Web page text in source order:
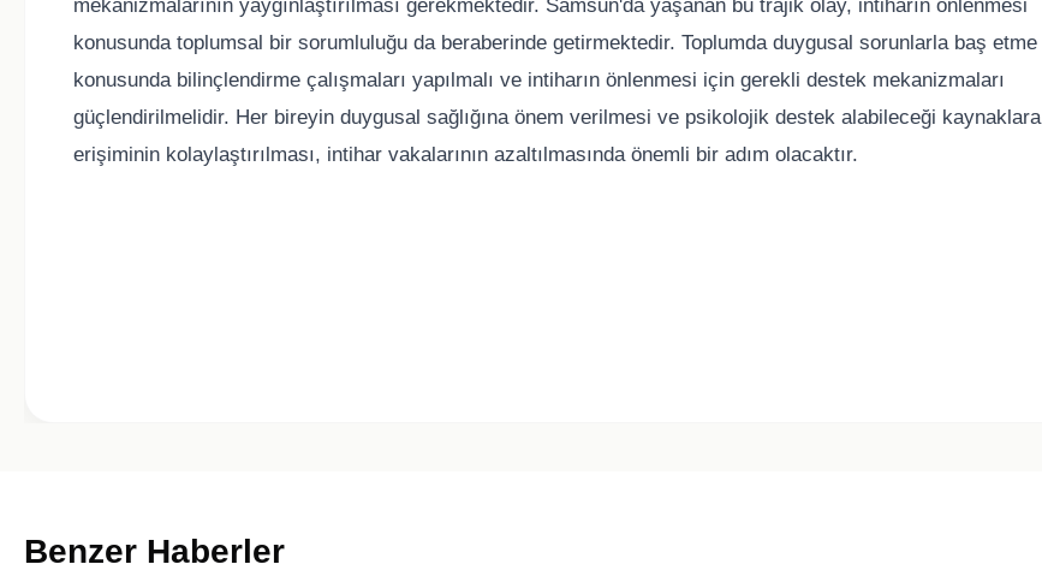
mekanizmalarının yaygınlaştırılması gerekmektedir. Samsun'da yaşanan bu trajik olay, intiharın önlenmesi
konusunda toplumsal bir sorumluluğu da beraberinde getirmektedir. Toplumda duygusal sorunlarla baş etme
konusunda bilinçlendirme çalışmaları yapılmalı ve intiharın önlenmesi için gerekli destek mekanizmaları
güçlendirilmelidir. Her bireyin duygusal sağlığına önem verilmesi ve psikolojik destek alabileceği kaynaklara
erişiminin kolaylaştırılması, intihar vakalarının azaltılmasında önemli bir adım olacaktır.
Benzer Haberler